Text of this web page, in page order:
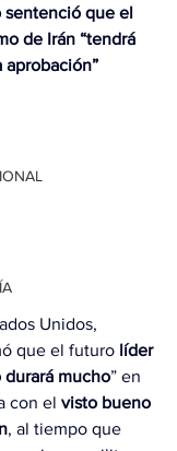
sentenció que el
de Irán “tendrá
Unidos,
que el futuro líder
durará mucho” en
con el visto bueno
, al tiempo que